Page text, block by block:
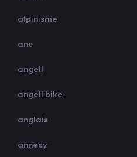
alpinisme
ane
angell
angell bike
anglais
annecy